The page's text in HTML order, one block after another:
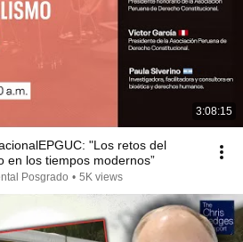
3:08:15
"Los retos del
en los tiempos modernos”
Posgrado • 5K views